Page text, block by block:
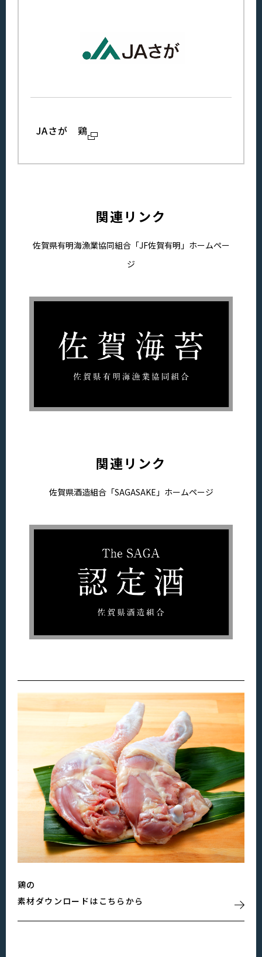
JAさが 鶏
関連リンク
佐賀県有明海漁業協同組合「JF佐賀有明」ホームペー
ジ
関連リンク
佐賀県酒造組合「SAGASAKE」ホームページ
鶏の
素材ダウンロードはこちらから